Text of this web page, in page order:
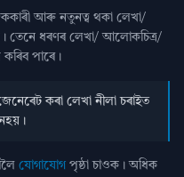
আৰু নতুনত্ব থকা লেখা/
তেনে ধৰণৰ লেখা/ আলোকচিত্ৰ/
পাৰে।
কৰা লেখা নীলা চৰাইত
যোগাযোগ পৃষ্ঠা চাওক। অধিক